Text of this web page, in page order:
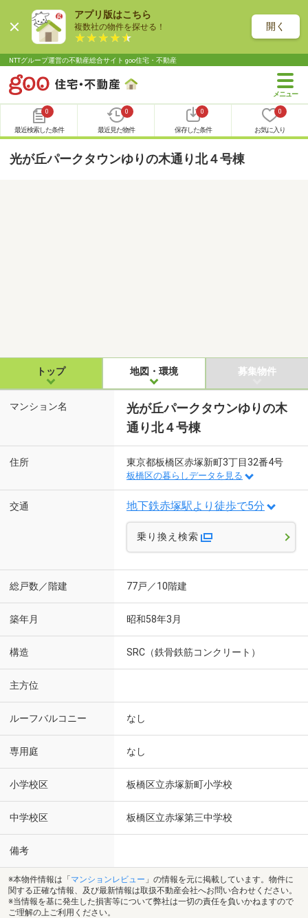
アプリ版はこちら
複数社の物件を探せる！ 開く
NTTグループ運営の不動産総合サイト goo住宅・不動産
0
最近検索した条件
0
最近見た物件
0
保存した条件
0
お気に入り
光が丘パークタウンゆりの木通り北４号棟
トップ 地図・環境 募集物件
マンション名
光が丘パークタウンゆりの木
通り北４号棟
住所 東京都板橋区赤塚新町3丁目32番4号
板橋区の暮らしデータを見る
交通 地下鉄赤塚駅より徒歩で5分
乗り換え検索
総戸数／階建 77戸／10階建
築年月 昭和58年3月
構造 SRC（鉄骨鉄筋コンクリート）
主方位
ルーフバルコニー なし
専用庭 なし
小学校区 板橋区立赤塚新町小学校
中学校区 板橋区立赤塚第三中学校
備考
※本物件情報は「 マンションレビュー 」の情報を元に掲載しています。物件に
関する正確な情報、及び最新情報は取扱不動産会社へお問い合わせください。
※当情報を基に発生した損害等について弊社は一切の責任を負いかねますので
ご理解の上ご利用ください。